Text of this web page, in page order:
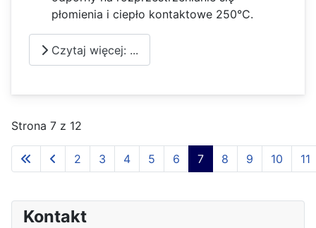
płomienia i ciepło kontaktowe 250°C.
Czytaj więcej: ...
Strona 7 z 12
2 3 4 5 6 7 8 9 10 11
Kontakt